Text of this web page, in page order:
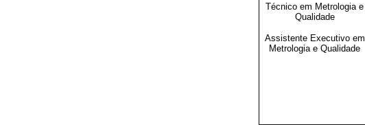
Técnico em Metrologia e
Qualidade
Assistente Executivo em
Metrologia e Qualidade